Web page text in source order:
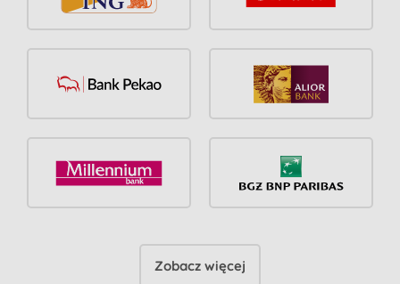
Zobacz więcej